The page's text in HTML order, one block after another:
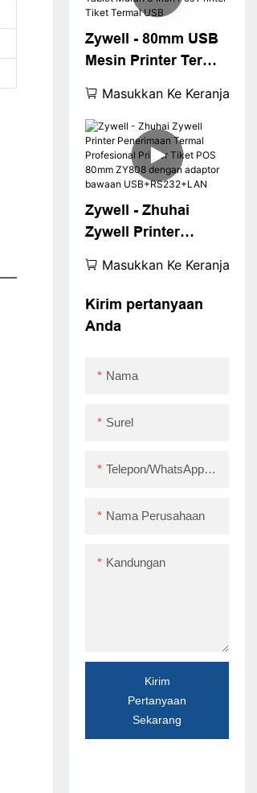
Square Shopify
Kompatibel
Zywell - 80mm USB
Mesin Printer Termal
Murah 3 Inch Pos
Printer Tiket Termal
USB
Masukkan Ke Keranjang
Zywell - Zhuhai
Zywell Printer
Profesional Printer
Tiket POS 80mm
ZY808 dengan
Masukkan Ke Keranjang
Kirim pertanyaan
Anda
Nama
Surel
Telepon/WhatsApp/Skype
Nama Perusahaan
Kandungan
Kirim
Pertanyaan
Sekarang